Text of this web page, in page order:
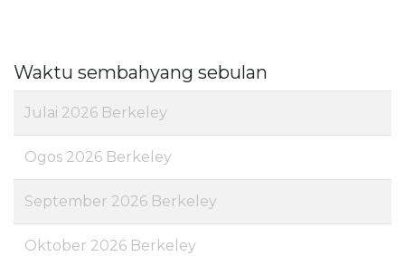
Waktu sembahyang sebulan
Julai 2026 Berkeley
Ogos 2026 Berkeley
September 2026 Berkeley
Oktober 2026 Berkeley